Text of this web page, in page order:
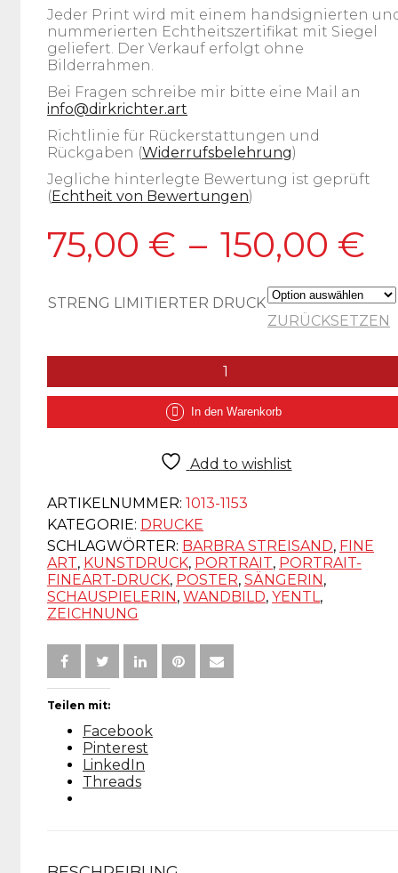
Jeder Print wird mit einem handsignierten
nummerierten Echtheitszertifikat mit Siegel
geliefert. Der Verkauf erfolgt ohne
Bilderrahmen.
Bei Fragen schreibe mir bitte eine Mail an
info@dirkrichter.art
Richtlinie für Rückerstattungen und
Rückgaben (Widerrufsbelehrung)
Jegliche hinterlegte Bewertung ist geprüft
(Echtheit von Bewertungen)
75,00 € – 150,00 €
STRENG LIMITIERTER DRUCK
ZURÜCKSETZEN
STREISAND
In den Warenkorb
Add to wishlist
ARTIKELNUMMER: 1013-1153
KATEGORIE: DRUCKE
SCHLAGWÖRTER: BARBRA STREISAND, FINE
ART, KUNSTDRUCK, PORTRAIT, PORTRAIT-
FINEART-DRUCK, POSTER, SÄNGERIN,
SCHAUSPIELERIN, WANDBILD, YENTL ,
ZEICHNUNG
Teilen mit:
Facebook
Pinterest
LinkedIn
Threads